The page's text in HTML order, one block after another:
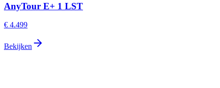
AnyTour E+ 1 LST
€ 4.499
Bekijken